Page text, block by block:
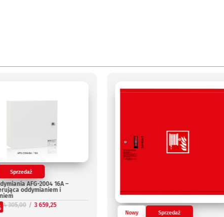
Sprzedaż
AFG-2004 16A –
oddymianiem i
4 305,00 3 659,25
Nowy Sprzedaż